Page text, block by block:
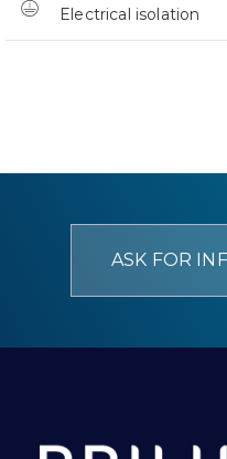
Electrical isolation
ASK FOR